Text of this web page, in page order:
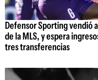
Defensor Sporting vendió
de la MLS, y espera
tres transferencias